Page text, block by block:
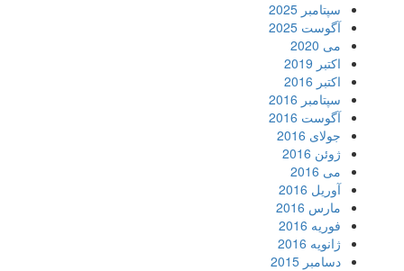
سپتامبر 2025
آگوست 2025
می 2020
اکتبر 2019
اکتبر 2016
سپتامبر 2016
آگوست 2016
جولای 2016
ژوئن 2016
می 2016
آوریل 2016
مارس 2016
فوریه 2016
ژانویه 2016
دسامبر 2015